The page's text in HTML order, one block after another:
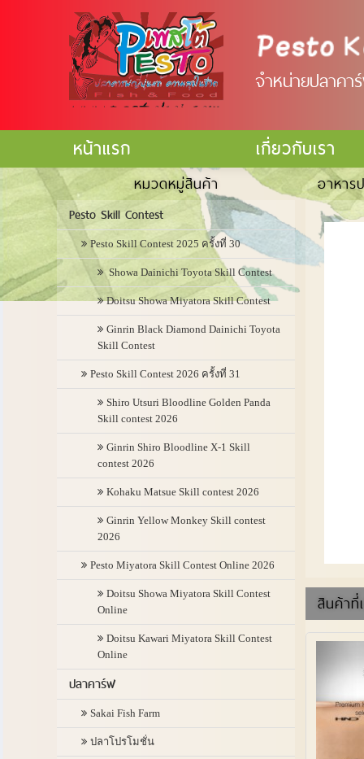
จำหน่ายปลาค
หน้าแรก เกี่ยวกับเรา
หมวดหมู่สินค้า
Pesto Skill Contest
Pesto Skill Contest 2025 ครั้งที่ 30
Showa Dainichi Toyota Skill Contest
Doitsu Showa Miyatora Skill Contest
Ginrin Black Diamond Dainichi Toyota
Skill Contest
Pesto Skill Contest 2026 ครั้งที่ 31
Shiro Utsuri Bloodline Golden Panda
Skill contest 2026
Ginrin Shiro Bloodline X-1 Skill
contest 2026
Kohaku Matsue Skill contest 2026
Ginrin Yellow Monkey Skill contest
2026
Pesto Miyatora Skill Contest Online 2026
Doitsu Showa Miyatora Skill Contest
Online
Doitsu Kawari Miyatora Skill Contest
Online
ปลาคาร์ฟ
Sakai Fish Farm
ปลาโปรโมชั่น
อาหาร
สินค้าที่